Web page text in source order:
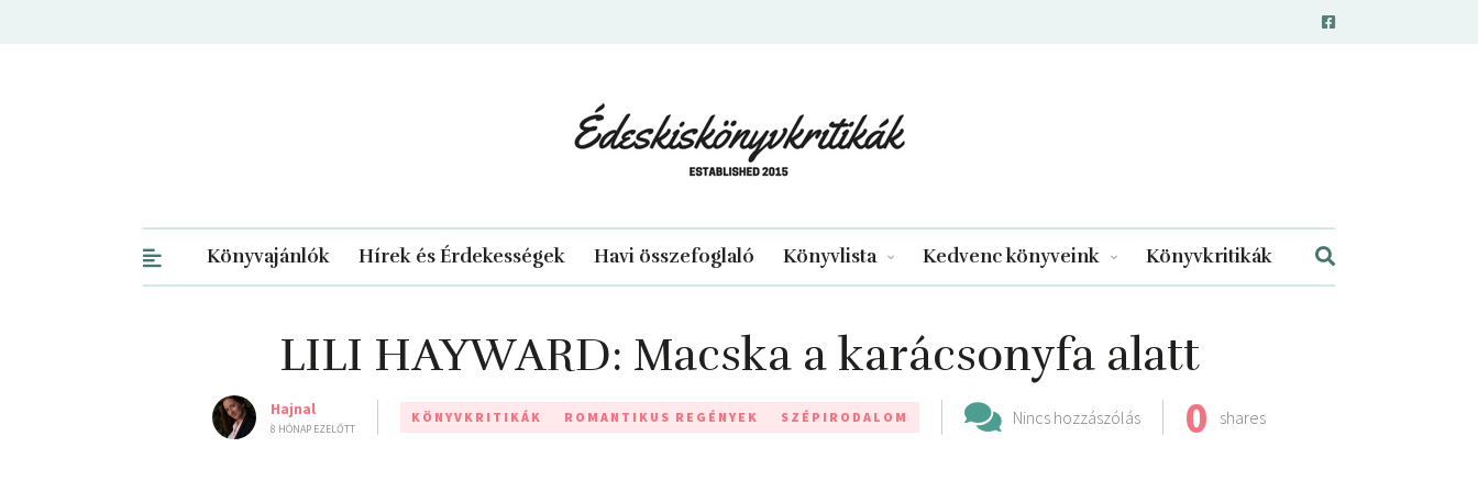
Könyvajánlók Hírek és Érdekességek Havi összefoglaló Könyvlista Kedvenc könyveink Könyvkritikák
LILI HAYWARD: Macska a karácsonyfa alatt
Hajnal
8 HÓNAP EZELŐTT
KÖNYVKRITIKÁK ROMANTIKUS REGÉNYEK SZÉPIRODALOM Nincs hozzászólás 0 shares